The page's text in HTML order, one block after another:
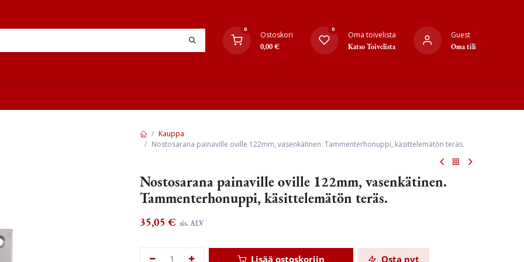
0
Ostoskori
0,00€
0
Oma toivelista
Katso Toivelista
Guest
Oma tili
Kauppa
Nostosarana painaville oville 122mm, vasenkätinen. Tammenterhonuppi, käsittelemätön teräs.
Nostosarana painaville oville 122mm, vasenkätinen.
Tammenterhonuppi, käsittelemätön teräs.
35,05 € sis. ALV
Lisää ostoskoriin Osta nyt